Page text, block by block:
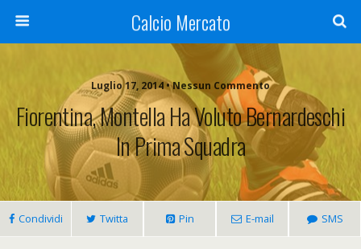
Calcio Mercato
Luglio 17, 2014 • Nessun Commento
Fiorentina, Montella Ha Voluto Bernardeschi
In Prima Squadra
Condividi Twitta Pin E-mail SMS